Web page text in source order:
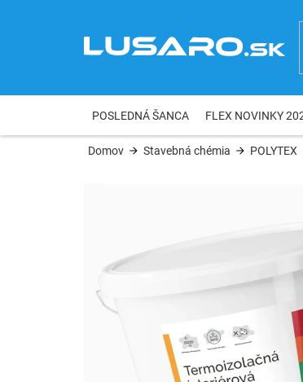
POSLEDNÁ ŠANCA FLEX NOVINKY
Domov Stavebná chémia POLYTEX